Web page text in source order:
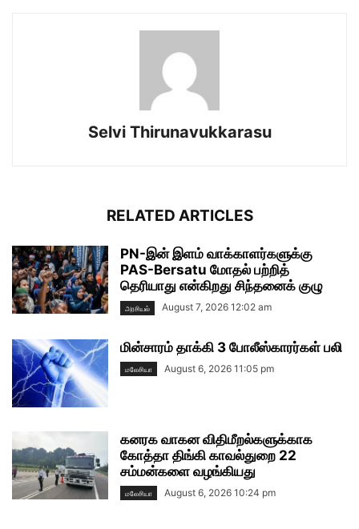
Selvi Thirunavukkarasu
RELATED ARTICLES
PN-இன் இளம் வாக்காளர்களுக்கு
PAS-Bersatu மோதல் பற்றித்
தெரியாது என்கிறது சிந்தனைக் குழு
அரசியல் August 7, 2026 12:02 am
மின்சாரம் தாக்கி 3 போலீஸ்காரர்கள் பலி
மலேசியா August 6, 2026 11:05 pm
கனரக வாகன விதிமீறல்களுக்காக
கோத்தா திங்கி காவல்துறை 22
சம்மன்களை வழங்கியது
மலேசியா August 6, 2026 10:24 pm